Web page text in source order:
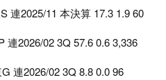
連2025/11 本決算 17.3 1.9 60
連2026/02 3Q 57.6 0.6 3,336
連2026/02 3Q 8.8 0.0 96